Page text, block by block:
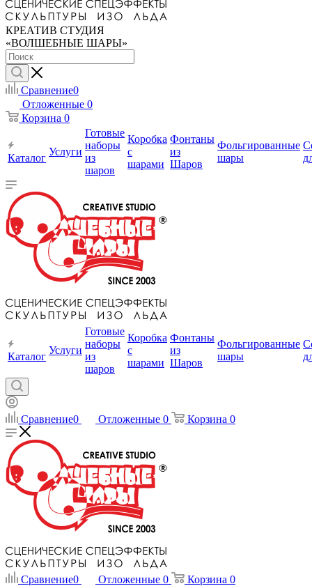
КРЕАТИВ СТУДИЯ
«ВОЛШЕБНЫЕ ШАРЫ»
Сравнение0
Отложенные 0
Корзина 0
Каталог
Услуги
Готовые
наборы
из
шаров
Коробка
с
шарами
Фонтаны
из
Шаров
Фольгированные
шары
Каталог
Услуги
Готовые
наборы
из
шаров
Коробка
с
шарами
Фонтаны
из
Шаров
Фольгированные
шары
Сравнение0 Отложенные 0 Корзина 0
Сравнение0 Отложенные 0 Корзина 0